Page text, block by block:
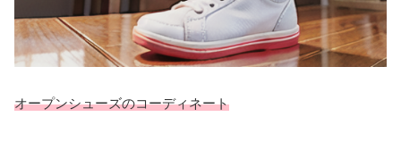
オープンシューズのコーディネート